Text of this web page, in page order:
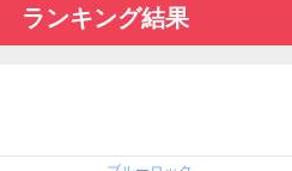
ランキング結果